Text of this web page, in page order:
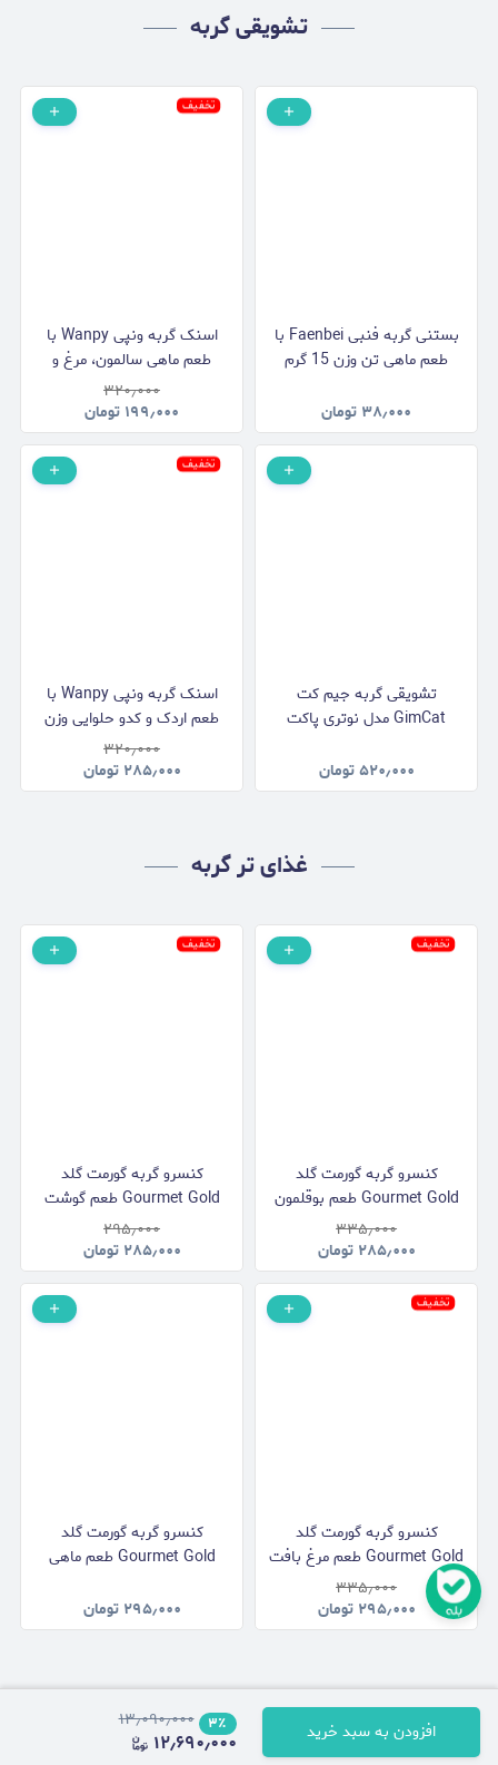
افزودن به سبد خرید ۳٪ ۱۳٫۰۹۰٫۰۰۰
۱۲٫۶۹۰٫۰۰۰
تشویقی گربه
بستنی گربه فنبی Faenbei با
طعم ماهی تن وزن 15 گرم
۳۸٫۰۰۰ تومان
تخفیف
اسنک گربه ونپی Wanpy با
طعم ماهی سالمون، مرغ و
هویج وزن 90 گرم
۳۲۰٫۰۰۰
۱۹۹٫۰۰۰ تومان
تشویقی گربه جیم کت
GimCat مدل نوتری پاکت
طعم مرغ وزن 60 گرم
۵۲۰٫۰۰۰تومان
تخفیف
اسنک گربه ونپی Wanpy با
طعم اردک و کدو حلوایی وزن
90 گرم
۳۲۰٫۰۰۰
۲۸۵٫۰۰۰ تومان
غذای تر گربه
تخفیف
کنسرو گربه گورمت گلد
Gourmet Gold طعم بوقلمون
بافت پته وزن 85 گرم
۳۳۵٫۰۰۰
۲۸۵٫۰۰۰ تومان
تخفیف
کنسرو گربه گورمت گلد
Gourmet Gold طعم گوشت
بافت پته وزن 85 گرم
۲۹۵٫۰۰۰
۲۸۵٫۰۰۰ تومان
تخفیف
کنسرو گربه گورمت گلد
Gourmet Gold طعم مرغ بافت
پته وزن 85 گرم
۳۳۵٫۰۰۰
۲۹۵٫۰۰۰ تومان
کنسرو گربه گورمت گلد
Gourmet Gold طعم ماهی
۲۹۵٫۰۰۰ تومان